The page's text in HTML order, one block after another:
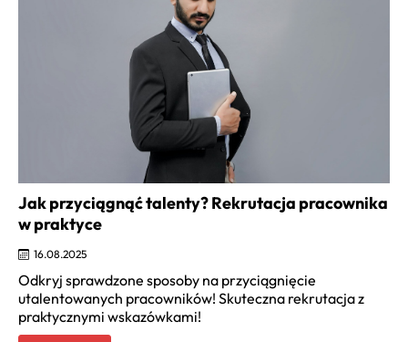
Jak przyciągnąć talenty? Rekrutacja pracownika
w praktyce
16.08.2025
Odkryj sprawdzone sposoby na przyciągnięcie
utalentowanych pracowników! Skuteczna rekrutacja z
praktycznymi wskazówkami!